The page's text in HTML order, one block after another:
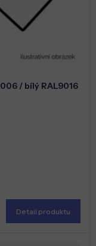
/ bílý RAL9016
Detail produktu